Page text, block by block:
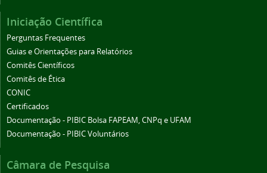
Iniciação Científica
Perguntas Frequentes
Guias e Orientações para Relatórios
Comitês Científicos
Comitês de Ética
CONIC
Certificados
Documentação - PIBIC Bolsa FAPEAM, CNPq e UFAM
Documentação - PIBIC Voluntários
Câmara de Pesquisa